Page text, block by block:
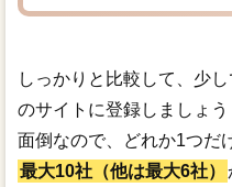
しっかりと比較して、少
のサイトに登録しましょう
面倒なので、どれか1つだ
最大10社（他は最大6社）